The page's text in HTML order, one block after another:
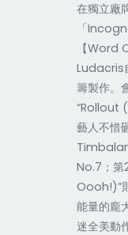
在獨立廠
「
【Word
Ludacris
籌製作。
“Rollout
藝人不惜
No.7；
Oooh!)”
能量的龐
迷全美動